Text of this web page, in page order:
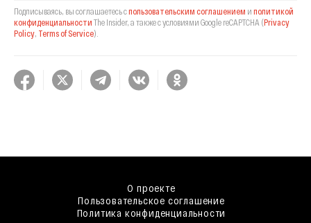
Подписываясь, вы соглашаетесь спользовательским соглашением и политикой
конфиденциальности The Insider, а также с условиями Google reCAPTCHA (Privacy
Policy, Terms of Service).
О проекте
Пользовательское соглашение
Политика конфиденциальности